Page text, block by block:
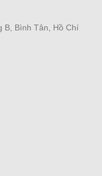
B, Bình Tân, Hồ Chí